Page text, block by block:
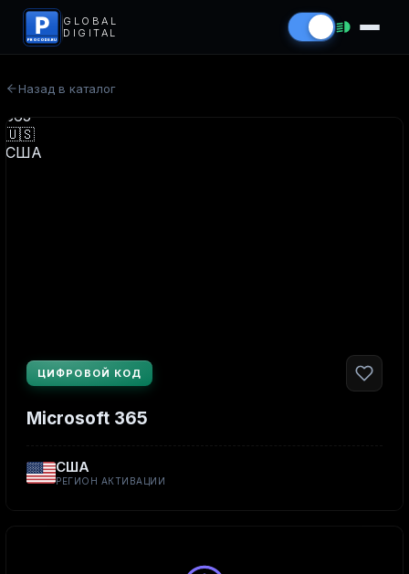
P
PROCODS.RU
GLOBAL
DIGITAL
Назад в каталог
ЦИФРОВОЙ КОД
Microsoft 365
США
РЕГИОН АКТИВАЦИИ